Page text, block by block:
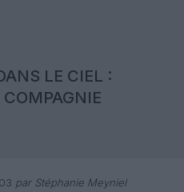
LE CIEL :
par Stéphanie Meyniel